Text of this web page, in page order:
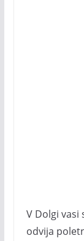
V Dolgi vasi
odvija